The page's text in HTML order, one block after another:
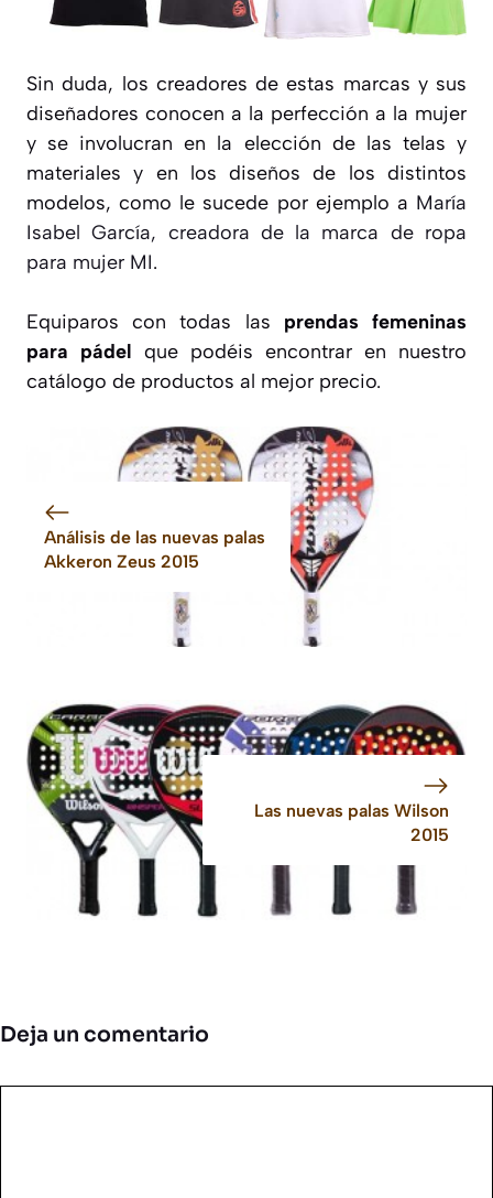
Sin duda, los creadores de estas marcas y sus
diseñadores conocen a la perfección a la mujer
y se involucran en la elección de las telas y
materiales y en los diseños de los distintos
modelos, como le sucede por ejemplo a María
Isabel García, creadora de la marca de ropa
para mujer MI.
Equiparos con todas las prendas femeninas
para pádel que podéis encontrar en nuestro
catálogo de productos al mejor precio.
Análisis de las nuevas palas
Akkeron Zeus 2015
Las nuevas palas Wilson
2015
Deja un comentario